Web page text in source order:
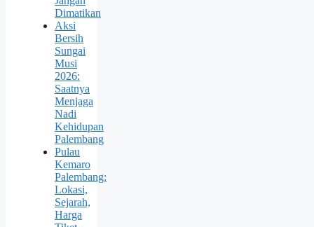
Dimatikan
Aksi
Bersih
Sungai
Musi
2026:
Saatnya
Menjaga
Nadi
Kehidupan
Palembang
Pulau
Kemaro
Palembang:
Lokasi,
Sejarah,
Harga